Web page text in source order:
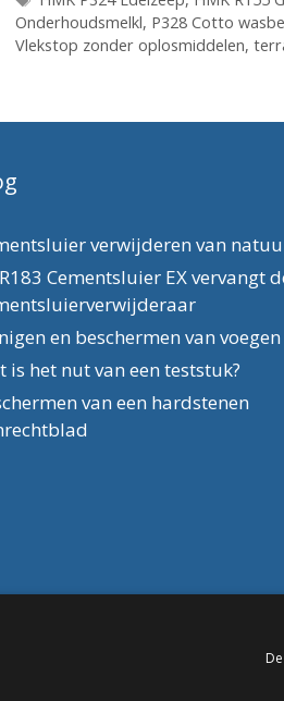
Onderhoudsmelkl, P328 Cotto
Vlekstop zonder oplosmiddelen,
verwijderen van
Cementsluier EX vervangt
en beschermen van voegen
is het nut van een teststuk?
van een hardstenen